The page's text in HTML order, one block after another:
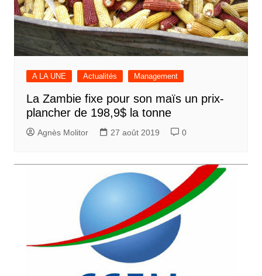
A LA UNE Actualités Management
La Zambie fixe pour son maïs un prix-
plancher de 198,9$ la tonne
Agnès Molitor 27 août 2019 0